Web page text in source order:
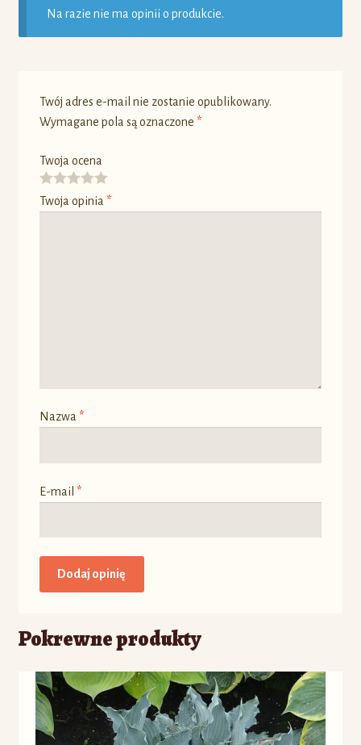
Na razie nie ma opinii o produkcie.
Twój adres e-mail nie zostanie opublikowany.
Wymagane pola są oznaczone *
Twoja ocena
Twoja opinia *
Nazwa *
E-mail *
Pokrewne produkty